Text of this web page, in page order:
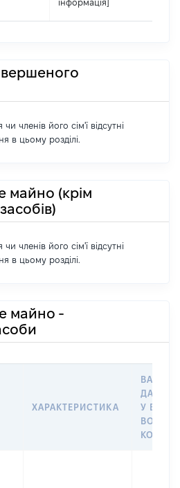
інформація]
членів його сім'ї відсутні
в цьому розділі.
майно (крім
членів його сім'ї відсутні
в цьому розділі.
майно -
ХАРАКТЕРИСТИКА
ДАТУ
У